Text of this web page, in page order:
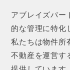
アブレイズパー
的な管理に特化
私たちは物件所
不動産を運営す